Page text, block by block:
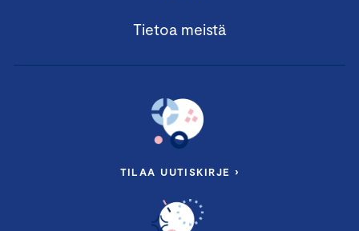
Tietoa meistä
TILAA UUTISKIRJE ›